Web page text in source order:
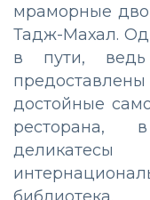
мраморные
Тадж-Махал.
в пути, ведь
достойные
ресторана,